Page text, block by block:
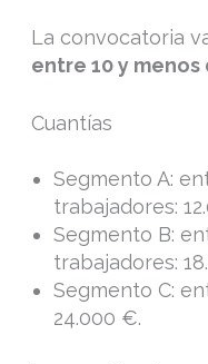
La convocatoria
entre 10 y
Cuantías
Segmento A:
trabajadores:
Segmento B:
trabajadores:
Segmento C:
24.000 €.